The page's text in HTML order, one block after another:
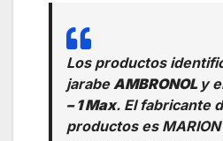
Los productos
jarabe AMBRONOL y
– 1 Max. El fabricante
productos es MARION